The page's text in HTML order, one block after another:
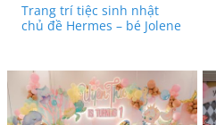
Trang trí tiệc sinh nhật
chủ đề Hermes – bé Jolene